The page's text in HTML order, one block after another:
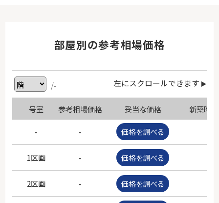
部屋別の参考相場価格
/- 左にスクロールできます
号室 参考相場価格 妥当な価格 新築時
- - 価格を調べる
1区画 - 価格を調べる
2区画 - 価格を調べる